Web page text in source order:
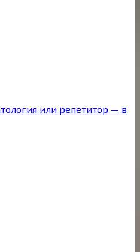
или репетитор — в